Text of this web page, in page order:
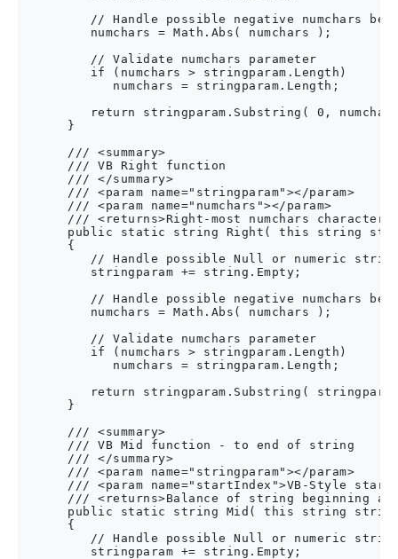
// Handle possible negative numchars
         numchars = Math.Abs( numchars );
         // Validate numchars parameter
         if (numchars > stringparam.Length)
            numchars = stringparam.Length;
return stringparam.Substring( 0,
      }
      /// <summary>
      /// VB Right function
      /// </summary>
      /// <param name="stringparam"></param>
      /// <param name="numchars"></param>
/// <returns>Right-most numchars
public static string Right( this string
      {
// Handle possible Null or numeric
         stringparam += string.Empty;
// Handle possible negative numchars
         numchars = Math.Abs( numchars );
         // Validate numchars parameter
         if (numchars > stringparam.Length)
            numchars = stringparam.Length;
return stringparam.Substring(
      }
      /// <summary>
      /// VB Mid function - to end of string
      /// </summary>
      /// <param name="stringparam"></param>
/// <param name="startIndex">VB-Style
/// <returns>Balance of string beginning
public static string Mid( this string
      {
// Handle possible Null or numeric
         stringparam += string.Empty;